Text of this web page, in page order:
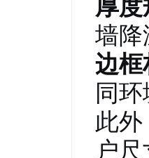
厚
墙降
边框
同
此
户